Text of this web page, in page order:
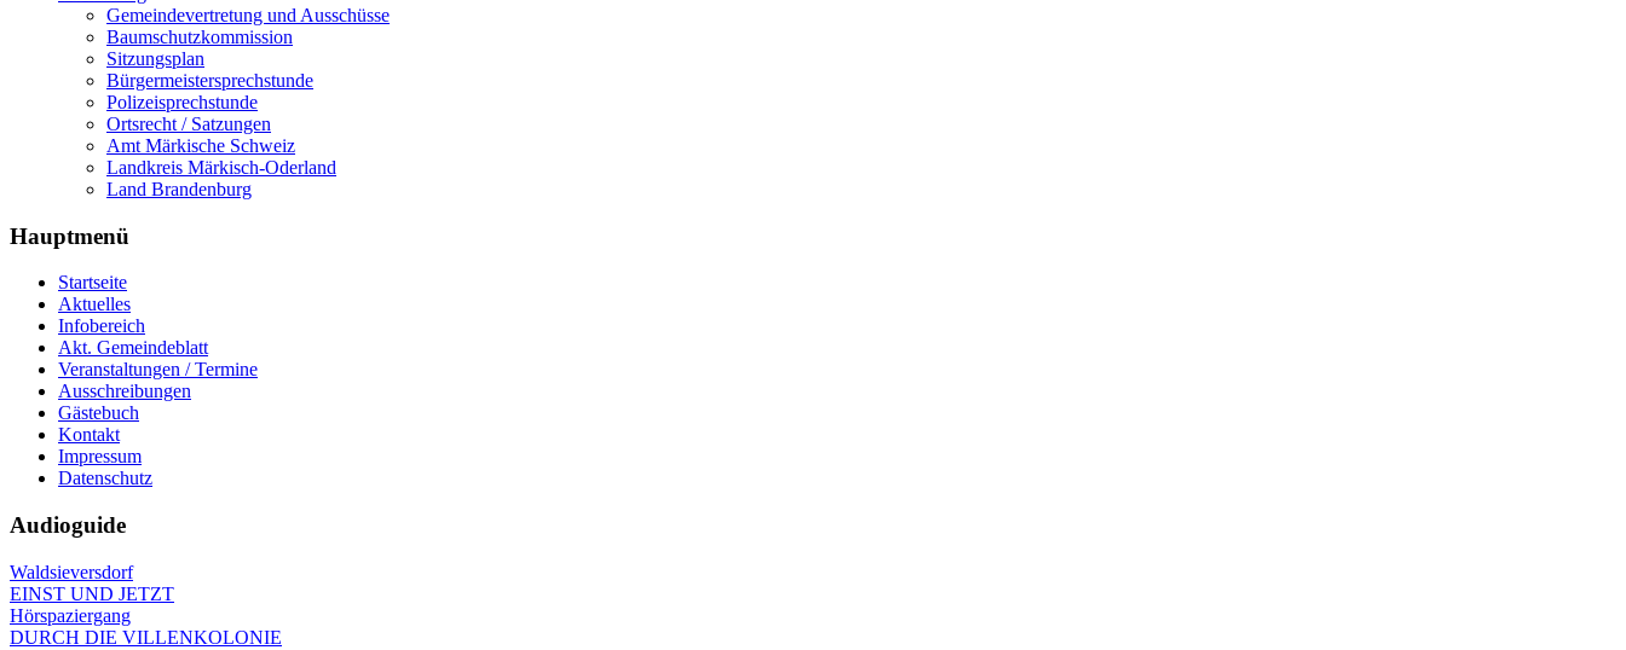
Gemeindevertretung und Ausschüsse
Baumschutzkommission
Sitzungsplan
Bürgermeistersprechstunde
Polizeisprechstunde
Ortsrecht / Satzungen
Amt Märkische Schweiz
Landkreis Märkisch-Oderland
Land Brandenburg
Hauptmenü
Startseite
Aktuelles
Infobereich
Akt. Gemeindeblatt
Veranstaltungen / Termine
Ausschreibungen
Gästebuch
Kontakt
Impressum
Datenschutz
Audioguide
Waldsieversdorf
EINST UND JETZT
Hörspaziergang
DURCH DIE VILLENKOLONIE